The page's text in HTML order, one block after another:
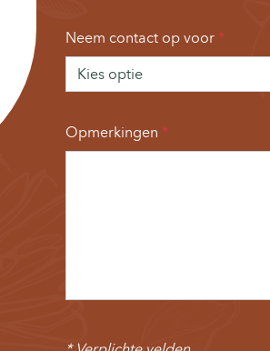
Neem contact op voor
Opmerkingen